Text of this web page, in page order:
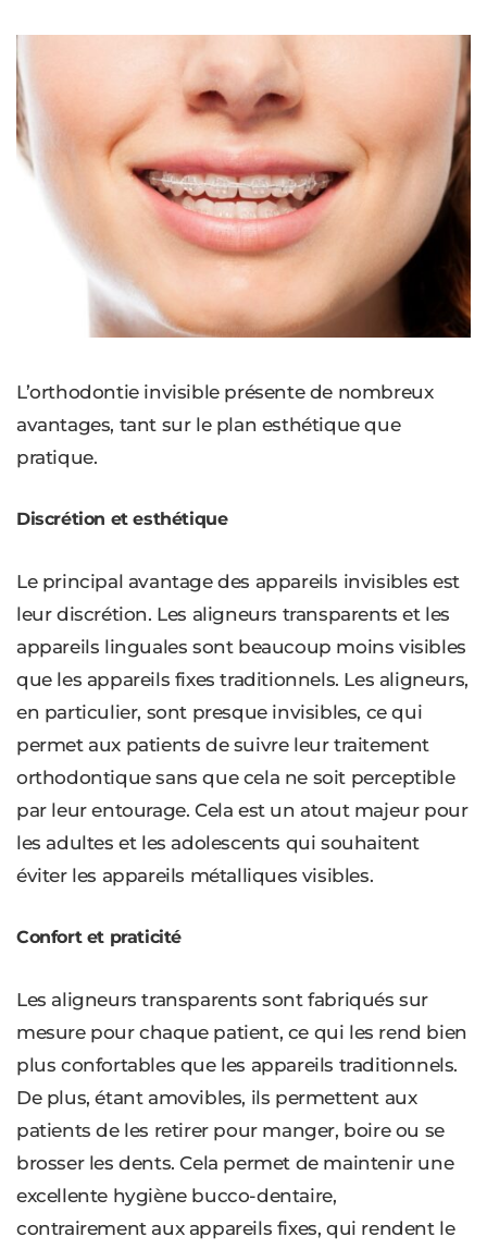
L’orthodontie invisible présente de nombreux
avantages, tant sur le plan esthétique que
pratique.
Discrétion et esthétique
Le principal avantage des appareils invisibles est
leur discrétion. Les aligneurs transparents et les
appareils linguales sont beaucoup moins visibles
que les appareils fixes traditionnels. Les aligneurs,
en particulier, sont presque invisibles, ce qui
permet aux patients de suivre leur traitement
orthodontique sans que cela ne soit perceptible
par leur entourage. Cela est un atout majeur pour
les adultes et les adolescents qui souhaitent
éviter les appareils métalliques visibles.
Confort et praticité
Les aligneurs transparents sont fabriqués sur
mesure pour chaque patient, ce qui les rend bien
plus confortables que les appareils traditionnels.
De plus, étant amovibles, ils permettent aux
patients de les retirer pour manger, boire ou se
brosser les dents. Cela permet de maintenir une
excellente hygiène bucco-dentaire,
contrairement aux appareils fixes, qui rendent le